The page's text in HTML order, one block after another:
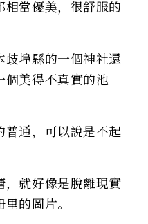
當優美，很舒服的
埠縣的一個神社還
個美得不真實的池
通，可以說是不起
就好像是脫離現實
的圖片。